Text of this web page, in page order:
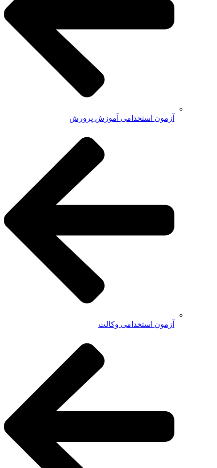
آزمون استخدامی آموزش پرورش
آزمون استخدامی وکالت